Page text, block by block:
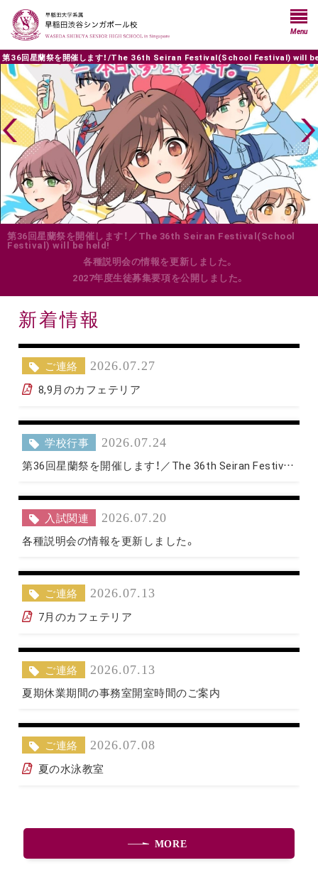
Menu
be held!
第36回星蘭祭を開催します！／The 36th Seiran Festival(School
Festival) will be held!
各種説明会の情報を更新しました。
2027年度生徒募集要項を公開しました。
新着情報
ご連絡 2026.07.27
8,9月のカフェテリア
学校行事 2026.07.24
第36回星蘭祭を開催します！／The 36th Seiran Festival(School Festival) will be held!
入試関連 2026.07.20
各種説明会の情報を更新しました。
ご連絡 2026.07.13
7月のカフェテリア
ご連絡 2026.07.13
夏期休業期間の事務室開室時間のご案内
ご連絡 2026.07.08
夏の水泳教室
MORE